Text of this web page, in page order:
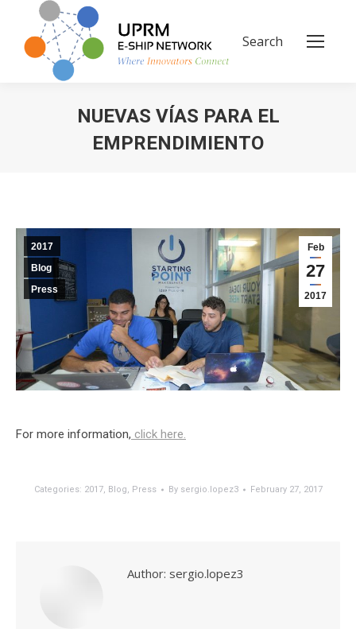
Search:
Search
NUEVAS VÍAS PARA EL
EMPRENDIMIENTO
Feb
27
2017
2017
Blog
Press
For more information, click here.
Categories: 2017, Blog, Press By sergio.lopez3 February 27, 2017
Author: sergio.lopez3